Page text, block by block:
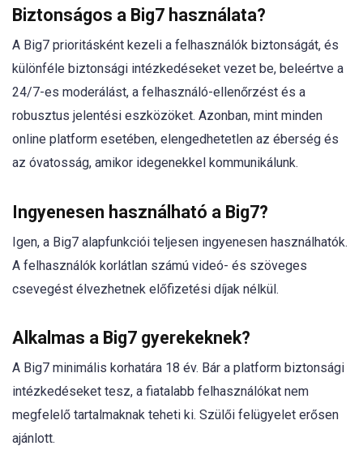
Biztonságos a Big7 használata?
A Big7 prioritásként kezeli a felhasználók biztonságát, és
különféle biztonsági intézkedéseket vezet be, beleértve a
24/7-es moderálást, a felhasználó-ellenőrzést és a
robusztus jelentési eszközöket. Azonban, mint minden
online platform esetében, elengedhetetlen az éberség és
az óvatosság, amikor idegenekkel kommunikálunk.
Ingyenesen használható a Big7?
Igen, a Big7 alapfunkciói teljesen ingyenesen használhatók.
A felhasználók korlátlan számú videó- és szöveges
csevegést élvezhetnek előfizetési díjak nélkül.
Alkalmas a Big7 gyerekeknek?
A Big7 minimális korhatára 18 év. Bár a platform biztonsági
intézkedéseket tesz, a fiatalabb felhasználókat nem
megfelelő tartalmaknak teheti ki. Szülői felügyelet erősen
ajánlott.